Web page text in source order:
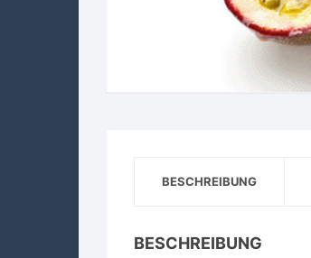
BESCHREIBUNG
BESCHREIBUNG